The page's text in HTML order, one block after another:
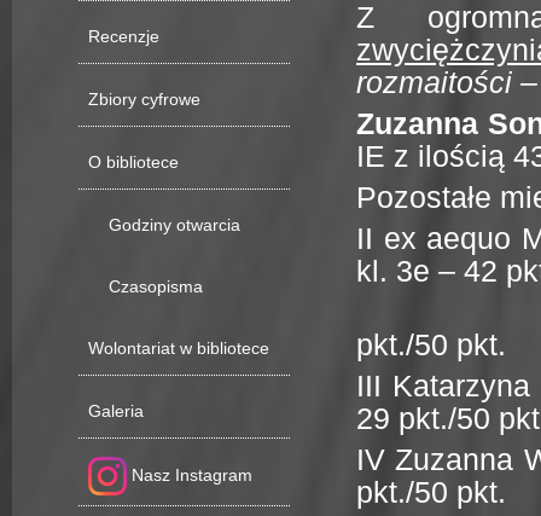
Recenzje
Zbiory cyfrowe
O bibliotece
Godziny otwarcia
Czasopisma
Wolontariat w bibliotece
Galeria
Nasz Instagram
Z
rozmaitości
Zuzanna
IE z ilością
Pozostałe
II ex aequo
kl. 3e – 42
pkt./50 pkt.
III
29 pkt./50
IV Zuzanna
pkt./50 pkt.